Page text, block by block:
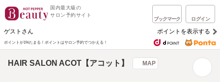
国内最大級の
サロン予約サイト
ブックマーク ログイン
ゲストさん ポイントを表示する
ポイントが1%たまる！ ポイントはサロン予約でつかえる！
HAIR SALON ACOT【アコット】 MAP